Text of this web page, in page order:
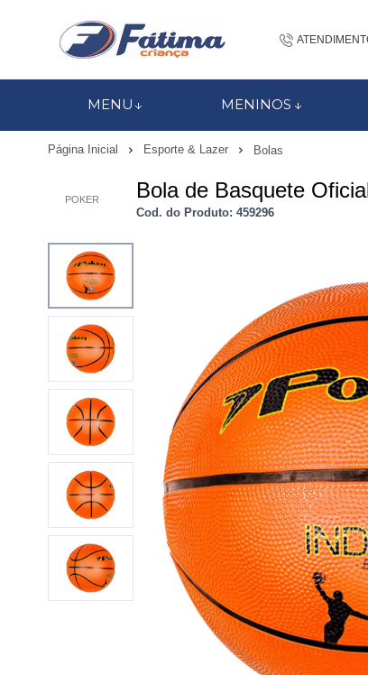
MENU MENINOS
Página Inicial Esporte & Lazer Bolas
POKER Bola de Basquete
Cod. do Produto: 459296